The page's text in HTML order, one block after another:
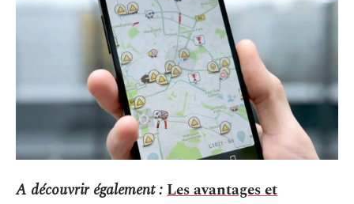
A découvrir également :Les avantages et